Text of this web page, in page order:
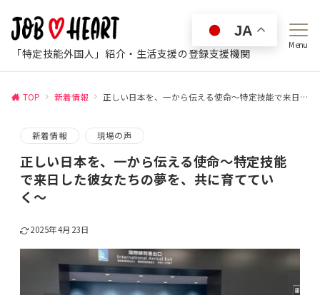
「特定技能外国人」紹介・生活支援の登録支援機関
Menu
TOP 新着情報 正しい日本を、一から伝える使命〜特定技能で来日した彼女たちの夢を、共に育てていく〜
新着情報 現場の声
正しい日本を、一から伝える使命〜特定技能
で来日した彼女たちの夢を、共に育ててい
く〜
2025年4月23日
JA